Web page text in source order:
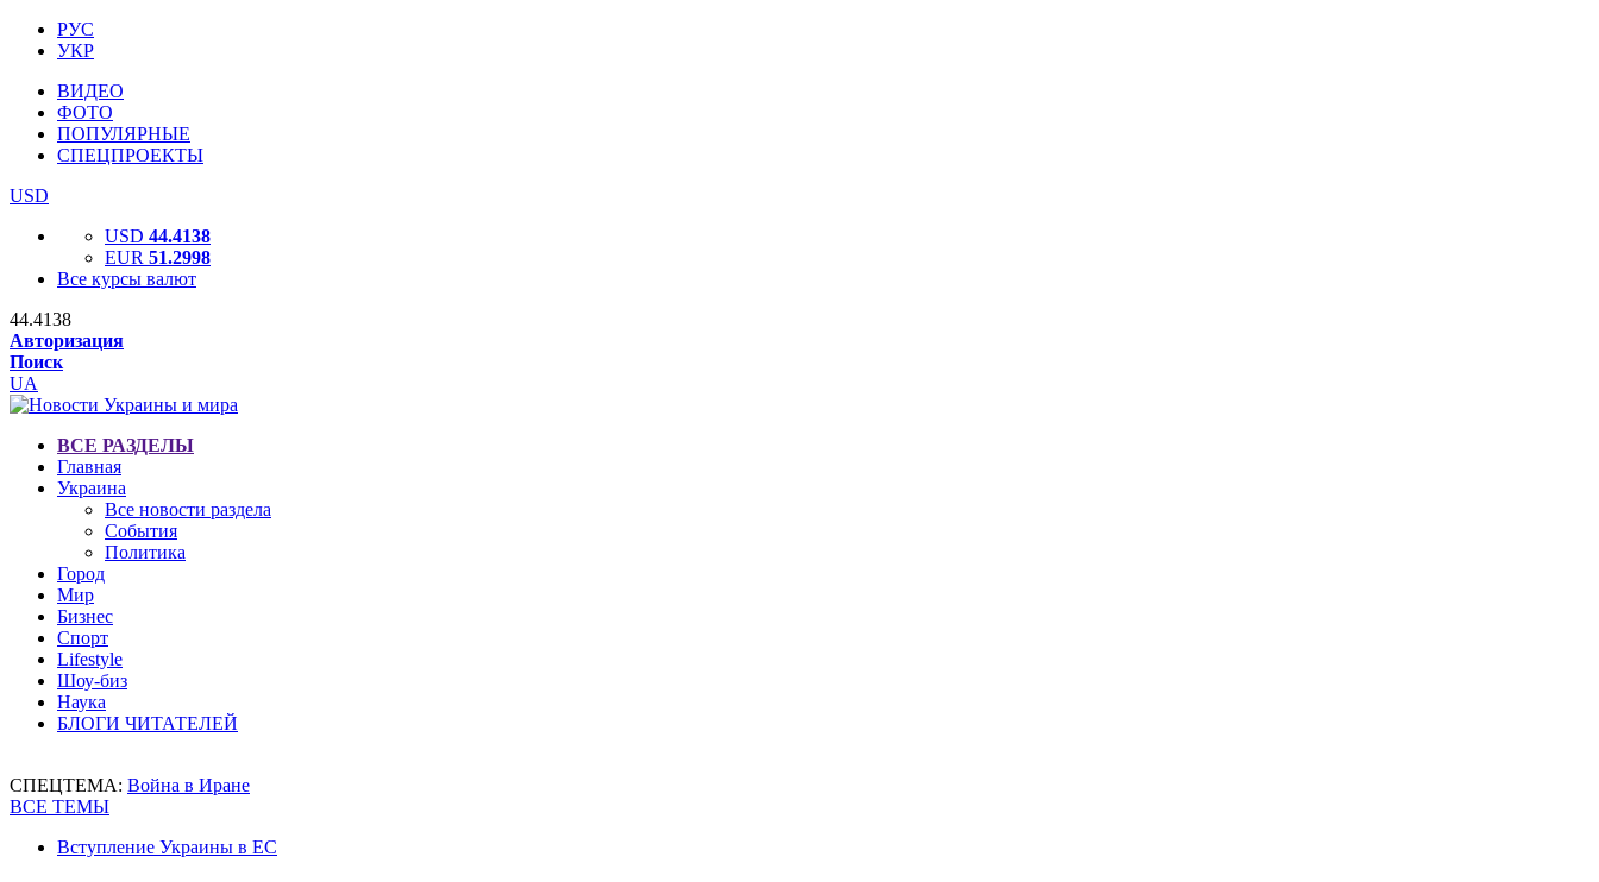
РУС
УКР
ВИДЕО
ФОТО
ПОПУЛЯРНЫЕ
СПЕЦПРОЕКТЫ
USD
USD 44.4138
EUR 51.2998
Все курсы валют
44.4138
Авторизация
Поиск
UA
ВСЕ РАЗДЕЛЫ
Главная
Украина
Все новости раздела
События
Политика
Город
Мир
Бизнес
Спорт
Lifestyle
Шоу-биз
Наука
БЛОГИ ЧИТАТЕЛЕЙ
СПЕЦТЕМА: Война в Иране
ВСЕ ТЕМЫ
Вступление Украины в ЕС